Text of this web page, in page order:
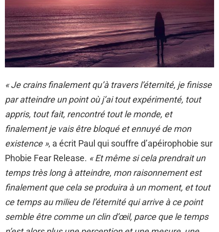
« Je crains finalement qu’à travers l’éternité, je finisse
par atteindre un point où j’ai tout expérimenté, tout
appris, tout fait, rencontré tout le monde, et
finalement je vais être bloqué et ennuyé de mon
existence », a écrit Paul qui souffre d’apéirophobie sur
Phobie Fear Release. « Et même si cela prendrait un
temps très long à atteindre, mon raisonnement est
finalement que cela se produira à un moment, et tout
ce temps au milieu de l’éternité qui arrive à ce point
semble être comme un clin d’œil, parce que le temps